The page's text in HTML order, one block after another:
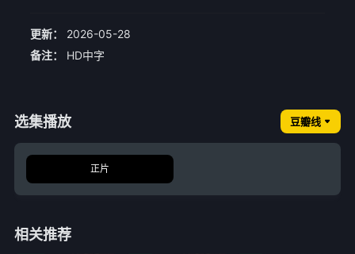
更新：
2026-05-28
备注：
HD中字
选集播放 豆瓣线
正片
相关推荐